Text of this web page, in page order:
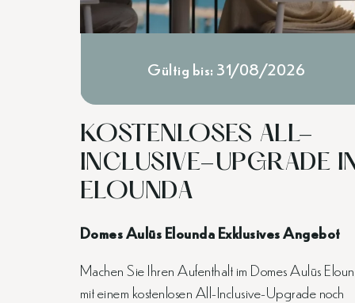
KOSTENLOSES ALL-
INCLUSIVE-UPGRADE
ELOUNDA
Domes Aulūs Elounda Exklusives Angebot
Machen Sie Ihren Aufenthalt im Domes Aulūs
mit einem kostenlosen All-Inclusive-Upgrade noch
Gültig bis: 31/08/2026